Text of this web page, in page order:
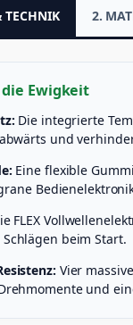
TECHNIK 2.
Ewigkeit
Die integrierte
und
Eine flexible
FLEX
beim Start.
Vier
und